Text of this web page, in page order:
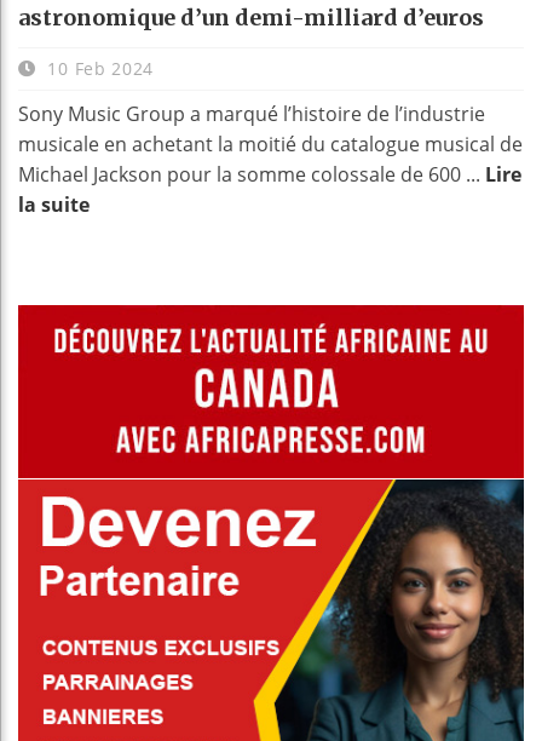
astronomique d’un demi-milliard d’euros
10 Feb 2024
Sony Music Group a marqué l’histoire de l’industrie
musicale en achetant la moitié du catalogue musical de
Michael Jackson pour la somme colossale de 600 ... Lire
la suite